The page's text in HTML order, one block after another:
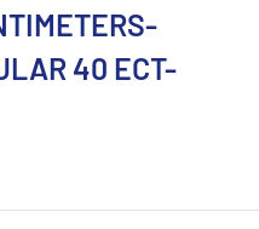
40 ECT-